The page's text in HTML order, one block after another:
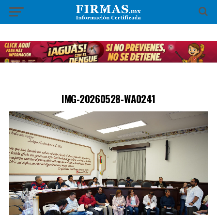
IMG-20260528-WA0241